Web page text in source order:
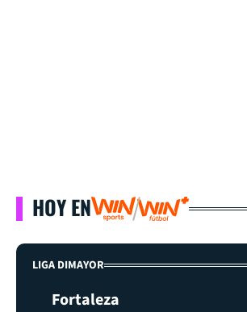
HOY EN
LIGA DIMAYOR
Fortaleza